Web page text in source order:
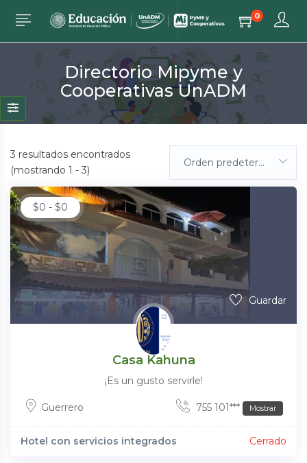
0
Directorio Mipyme y
Cooperativas UnADM
3 resultados encontrados
(mostrando 1 - 3)
Orden predeterminada
$0 - $0
Guardar
Casa Kahuna
¡Es un gusto servirle!
Guerrero 755 101*** Mostrar
Hotel con servicios integrados Cerrado